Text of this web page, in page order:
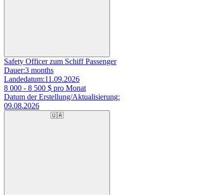
Safety Officer zum Schiff Passenger
Dauer:3 months
Landedatum:11.09.2026
8 000 - 8 500 $ pro Monat
Datum der Erstellung/Aktualisierung:
09.08.2026
🇺🇦